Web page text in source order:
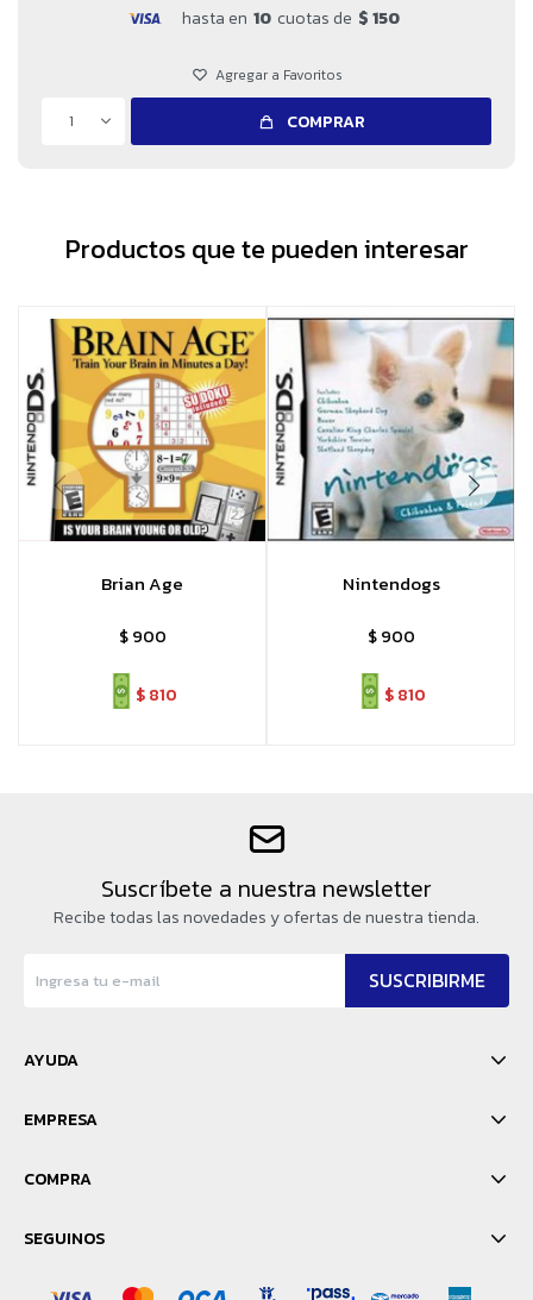
hasta en 10 cuotas de $ 150
1 COMPRAR
Productos que te pueden interesar
Brian Age
$ 900
$810
Nintendogs
$ 900
$810
Suscríbete a nuestra newsletter
Recibe todas las novedades y ofertas de nuestra tienda.
SUSCRIBIRME
AYUDA
EMPRESA
COMPRA
SEGUINOS